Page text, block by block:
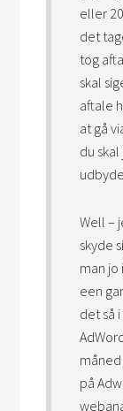
eller
det
tog
skal
aftale
at gå
du
Well –
skyde
man
een
det så
måned
på